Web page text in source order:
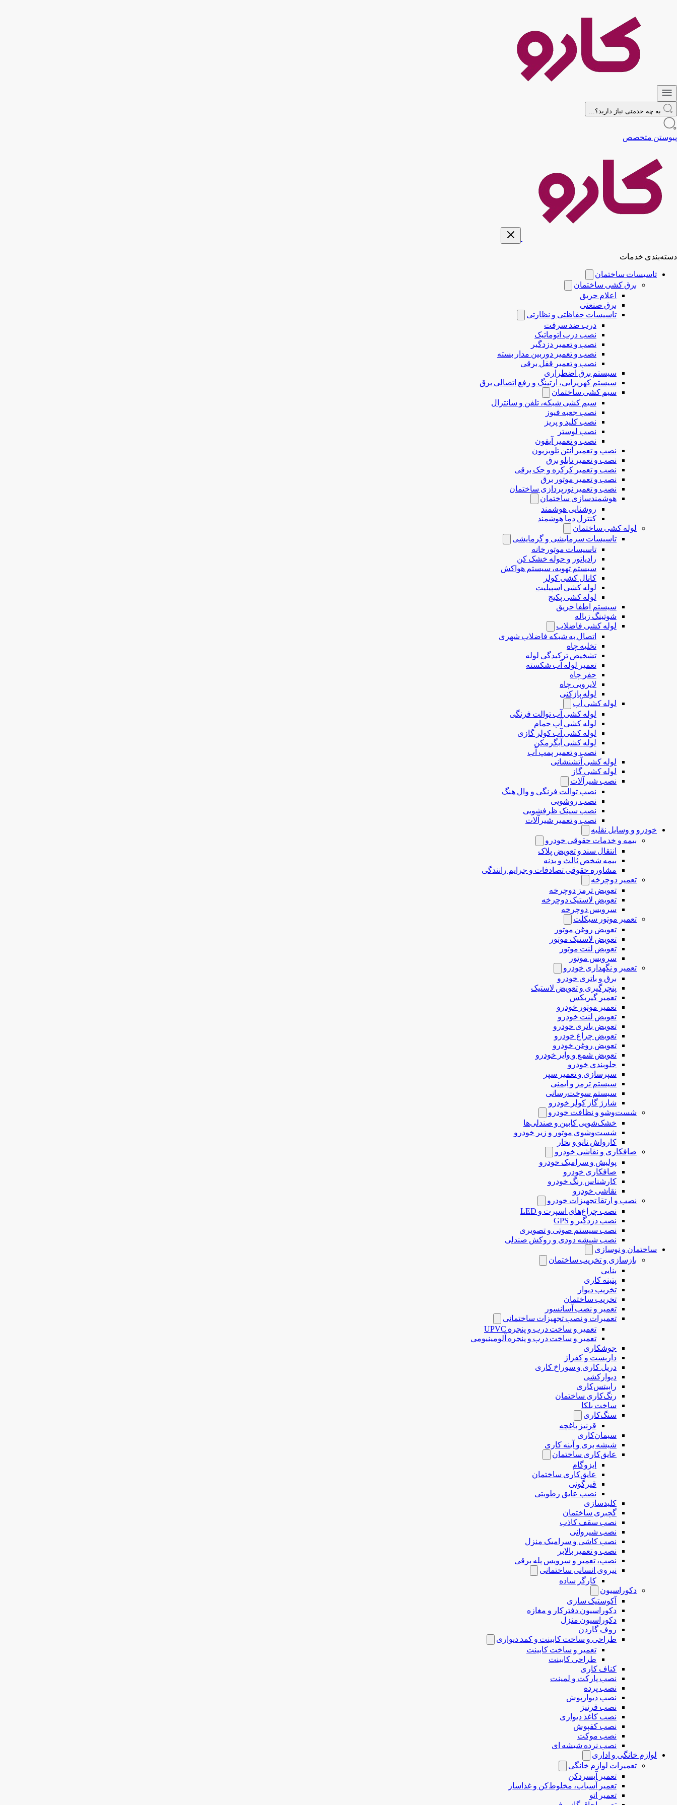
به چه خدمتی نیاز دارید؟...
پیوستن متخصص
دسته‌بندی خدمات
تاسیسات ساختمان
برق کشی ساختمان
اعلام حریق
برق صنعتی
تاسیسات حفاظتی و نظارتی
درب ضد سرقت
نصب درب‌ اتوماتیک
نصب و تعمیر دزدگیر
نصب و تعمیر دوربین مدار بسته
نصب و تعمیر قفل برقی
سیستم برق اضطراری
سیستم کهریزایی، ارتینگ و رفع اتصالی برق
سیم کشی ساختمان
سیم کشی شبکه، تلفن و سانترال
نصب جعبه فیوز
نصب کلید و پریز
نصب لوستر
نصب و تعمیر آیفون
نصب و تعمیر آنتن تلویزیون
نصب و تعمیر تابلو برق
نصب و تعمیر کرکره و جک برقی
نصب و تعمیر موتور برق
نصب و تعمیر نورپردازی ساختمان
هوشمندسازی ساختمان
روشنایی هوشمند
کنترل دما هوشمند
لوله کشی ساختمان
تاسیسات سرمایشی و گرمایشی
تاسیسات موتورخانه
رادیاتور و حوله خشک کن
سیستم تهویه، سیستم هواکش
کانال کشی کولر
لوله کشی اسپیلیت
لوله کشی پکیج
سیستم اطفا حریق
شوتینگ زباله
لوله كشی فاضلاب
اتصال به شبکه فاضلاب شهری
تخلیه چاه
تشخیص ترکیدگی لوله
تعمیر لوله آب شکسته
حفر چاه
لایروبی چاه
لوله بازکنی
لوله کشی آب
لوله کشی آب توالت فرنگی
لوله کشی آب حمام
لوله کشی آب کولر گازی
لوله کشی آبگرمکن
نصب و تعمیر پمپ آب
لوله کشی آتشنشانی
لوله کشی گاز
نصب شیرآلات
نصب توالت فرنگی و وال هنگ
نصب روشویی
نصب سینک ظرفشویی
نصب و تعمیر شیرآلات
خودرو و وسایل نقلیه
بیمه و خدمات حقوقی خودرو
انتقال سند و تعویض پلاک
بیمه شخص ثالث و بدنه
مشاوره حقوقی تصادفات و جرایم رانندگی
تعمیر دوچرخه
تعویض ترمز دوچرخه
تعویض لاستیک دوچرخه
سرویس دوچرخه
تعمیر موتور سیکلت
تعویض روغن موتور
تعویض لاستیک موتور
تعویض لنت موتور
سرویس موتور
تعمیر و نگهداری خودرو
برق و باتری خودرو
پنچرگیری و تعویض لاستیک
تعمیر گیربکس
تعمیر موتور خودرو
تعوبض لنت خودرو
تعویض باتری خودرو
تعویض چراغ خودرو
تعویض روغن خودرو
تعویض شمع و وایر خودرو
جلوبندی خودرو
سپرسازی و تعمیر سپر
سیستم ترمز و ایمنی
سیستم سوخت‌رسانی
شارژ گاز کولر خودرو
شست‌وشو و نظافت خودرو
خشک‌شویی کابین و صندلی‌ها
شست‌وشوی موتور و زیر خودرو
کارواش نانو و بخار
صافکاری و نقاشی خودرو
پولیش و سرامیک خودرو
صافکاری خودرو
کارشناس رنگ خودرو
نقاشی خودرو
نصب و ارتقا تجهیزات خودرو
نصب چراغ‌های اسپرت و LED
نصب دزدگیر و GPS
نصب سیستم صوتی و تصویری
نصب شیشه دودی و روکش صندلی
ساختمان و نوسازی
بازسازی و تخریب ساختمان
بنایی
پتینه کاری
تخریب دیوار
تخریب ساختمان
تعمیر و نصب آسانسور
تعمیرات و نصب تجهیزات ساختمانی
تعمیر و ساخت درب و پنجره UPVC
تعمیر و ساخت درب و پنجره آلومینیومی
جوشکاری
داربست و کفراژ
دریل کاری و سوراخ کاری
دیوارکشی
رابیتس‌کاری
رنگ‌کاری ساختمان
ساخت بلکا
سنگ‌کاری
قرنیز باغچه
سیمان‌کاری
شیشه بری و آینه کاری
عایق‌کاری ساختمان
ایزوگام
عایق‌کاری ساختمان
قیرگونی
نصب عایق رطوبتی
کلیدسازی
گچبری ساختمان
نصب سقف کاذب
نصب شیروانی
نصب کاشی و سرامیک منزل
نصب و تعمیر بالابر
نصب، تعمیر و سرویس پله برقی
نیروی انسانی ساختمانی
کارگر ساده
دکوراسیون
آکوستیک سازی
دکوراسیون دفترکار و مغازه
دکوراسیون منزل
روف گاردن
طراحی و ساخت کابینت و کمد دیواری
تعمیر و ساخت کابینت
طراحی کابینت
کناف کاری
نصب پارکت و لمینت
نصب پرده
نصب دیوارپوش
نصب قرنیز
نصب کاغذ دیواری
نصب کفپوش
نصب موکت
نصب نرده شیشه ای
لوازم خانگی و اداری
تعمیرات لوازم خانگی
تعمیر آبسردکن
تعمیر آسیاب، مخلوط‌کن و غذاساز
تعمیر اتو